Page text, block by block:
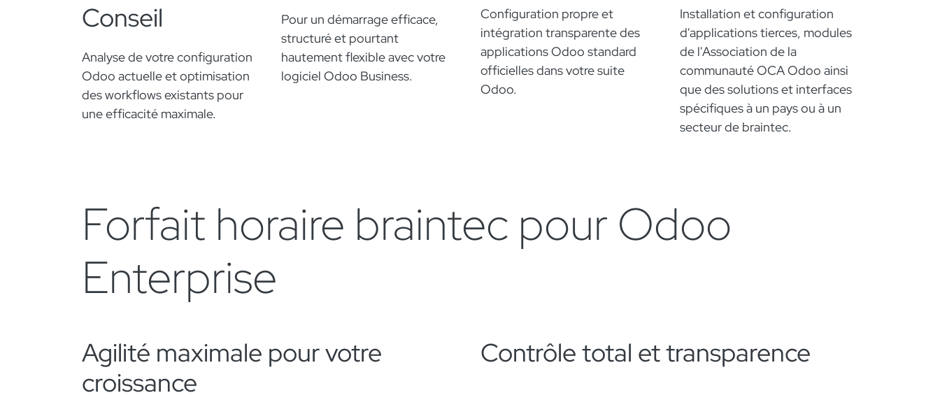
Conseil
Analyse de votre configuration
Odoo actuelle et optimisation
des workflows existants pour
une efficacité maximale.
Pour un démarrage efficace,
structuré et pourtant
hautement flexible avec votre
logiciel Odoo Business.
Configuration propre et
intégration transparente des
applications Odoo standard
officielles dans votre suite
Odoo.
Installation et configuration
d'applications tierces, modules
de l'Association de la
communauté OCA Odoo ainsi
que des solutions et interfaces
spécifiques à un pays ou à un
secteur de braintec.
Forfait horaire braintec pour Odoo
Enterprise
Agilité maximale pour votre
croissance
Contrôle total et transparence